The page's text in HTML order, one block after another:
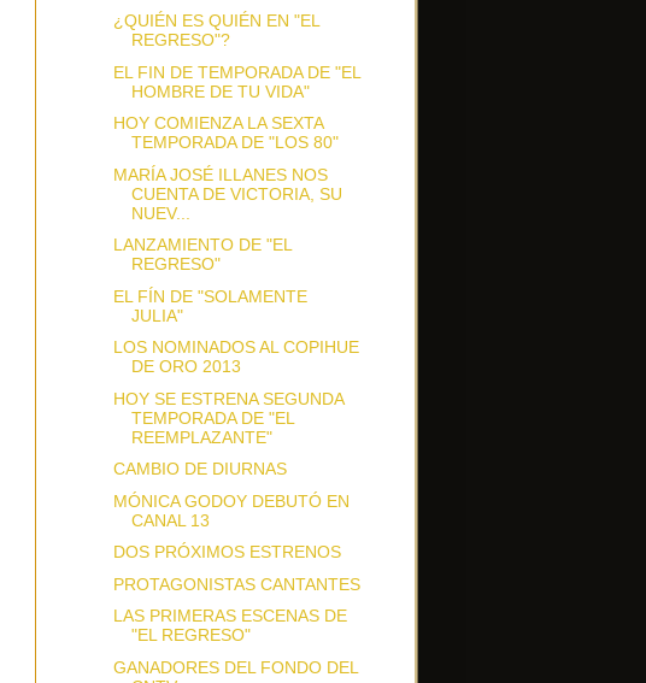
¿QUIÉN ES QUIÉN EN "EL
REGRESO"?
EL FIN DE TEMPORADA DE "EL
HOMBRE DE TU VIDA"
HOY COMIENZA LA SEXTA
TEMPORADA DE "LOS 80"
MARÍA JOSÉ ILLANES NOS
CUENTA DE VICTORIA, SU
NUEV...
LANZAMIENTO DE "EL
REGRESO"
EL FÍN DE "SOLAMENTE
JULIA"
LOS NOMINADOS AL COPIHUE
DE ORO 2013
HOY SE ESTRENA SEGUNDA
TEMPORADA DE "EL
REEMPLAZANTE"
CAMBIO DE DIURNAS
MÓNICA GODOY DEBUTÓ EN
CANAL 13
DOS PRÓXIMOS ESTRENOS
PROTAGONISTAS CANTANTES
LAS PRIMERAS ESCENAS DE
"EL REGRESO"
GANADORES DEL FONDO DEL